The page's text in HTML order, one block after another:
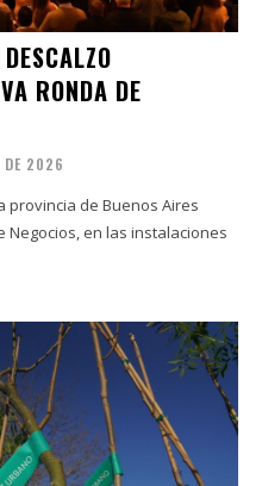
RONDA DE
DE 2026
provincia de Buenos Aires
en las instalaciones